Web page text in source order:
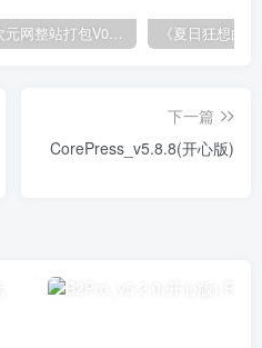
R次元网整站打包V0.1(原创)
下一篇
CorePress_v5.8.8(开心版)